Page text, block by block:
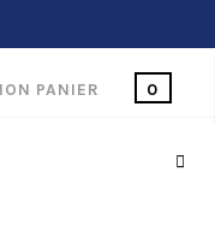
PANIER 0